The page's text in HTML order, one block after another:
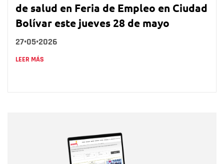
de salud en Feria de Empleo en Ciudad
Bolívar este jueves 28 de mayo
27•05•2026
LEER MÁS
Correo electrónico